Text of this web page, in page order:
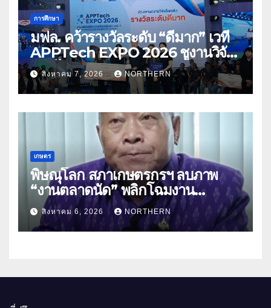
การศึกษา
มฟล. คว้ารางวัลระดับ “ดีมาก” เวที
APPTech EXPO 2026 ชูงานวิจัย
สมุนไพร ขับเคลื่อนนวัตกรรมสู่เชิง
พาณิชย์
สิงหาคม 7, 2026 NORTHERN
เกษตร
พิษณุโลก สภาเกษตรกรฯ ลบภาพ
“งานตลาดนัด” พลิกโฉมงาน
“เกษตรรุ่งเรืองเมืองสองแคว 69” มุ่ง
ประโยชน์เกษตรกร ดึงนวัตกรรม-จับ
คู่ธุรกิจดันสินค้าเกษตรสู่สากล (คลิป)
สิงหาคม 6, 2026 NORTHERN